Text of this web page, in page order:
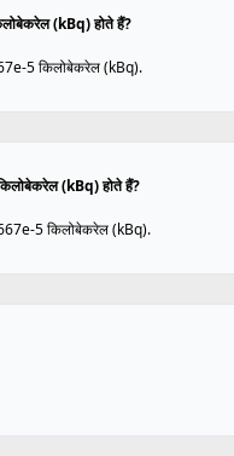
(kBq) होते हैं?
5 किलोबेकरेल (kBq).
(kBq) होते हैं?
5 किलोबेकरेल (kBq).